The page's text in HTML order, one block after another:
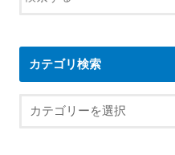
カテゴリ検索